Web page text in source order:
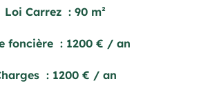
Loi Carrez 90 m²
foncière 1200 € / an
1200 € / an